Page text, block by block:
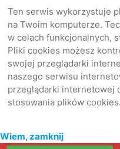
Ten serwis wykorzystuje
na Twoim komputerze.
w celach funkcjonalnych,
Pliki cookies możesz
swojej przeglądarki
naszego serwisu
przeglądarki internetowej
stosowania plików cookies.
Wiem, zamknij